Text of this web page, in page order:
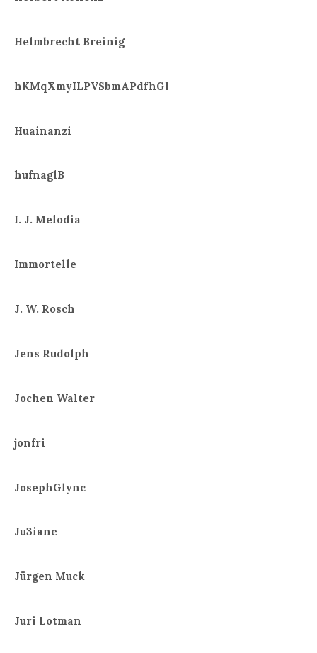
Helmbrecht Breinig
hKMqXmyILPVSbmAPdfhGl
Huainanzi
hufnaglB
I. J. Melodia
Immortelle
J. W. Rosch
Jens Rudolph
Jochen Walter
jonfri
JosephGlync
Ju3iane
Jürgen Muck
Juri Lotman